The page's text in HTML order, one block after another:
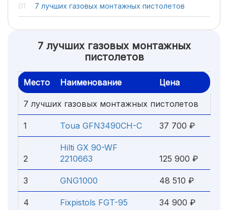
7 лучших газовых монтажных пистолетов
7 лучших газовых монтажных
пистолетов
Место Наименование Цена
7 лучших газовых монтажных пистолетов
1 Toua GFN3490CH-C 37 700 ₽
2
Hilti GX 90-WF
2210663
125 900 ₽
3 GNG1000 48 510 ₽
4 Fixpistols FGT-95 34 900 ₽